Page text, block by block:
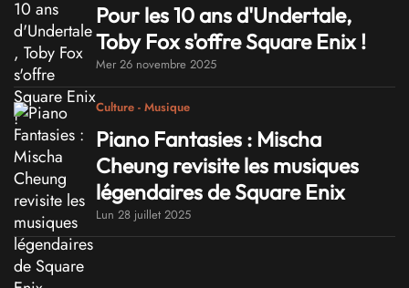
Pour les 10 ans d'Undertale,
Toby Fox s'offre Square Enix !
Mer 26 novembre 2025
Culture - Musique
Piano Fantasies : Mischa
Cheung revisite les musiques
légendaires de Square Enix
Lun 28 juillet 2025